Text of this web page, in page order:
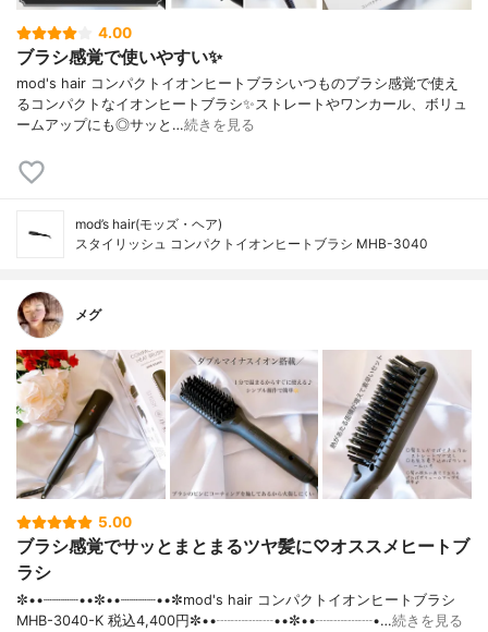
4.00
ブラシ感覚で使いやすい✨
mod's hair コンパクトイオンヒートブラシいつものブラシ感覚で使え
るコンパクトなイオンヒートブラシ✨ストレートやワンカール、ボリュ
ームアップにも◎サッと…続きを見る
mod’s hair(モッズ・ヘア)
スタイリッシュ コンパクトイオンヒートブラシ MHB-3040
メグ
5.00
ブラシ感覚でサッとまとまるツヤ髪に♡オススメヒートブ
ラシ
✼••┈┈┈┈••✼••┈┈┈┈••✼mod's hair コンパクトイオンヒートブラシ
MHB-3040-K 税込4,400円✼••┈┈┈┈••✼••┈┈┈┈•…続きを見る